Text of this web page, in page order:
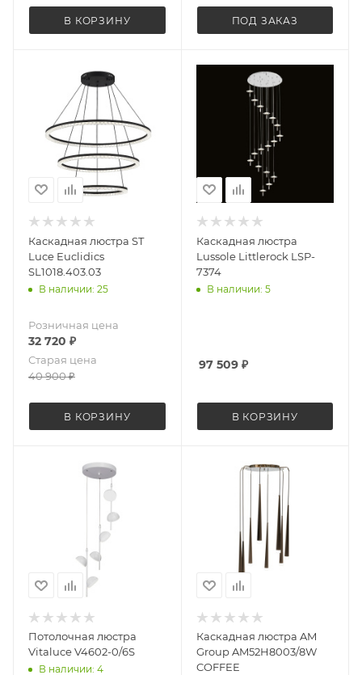
В КОРЗИНУ ПОД ЗАКАЗ
Каскадная люстра ST
Luce Euclidics
SL1018.403.03
В наличии: 25
Розничная цена
32 720 ₽
Старая цена
40 900₽
В КОРЗИНУ
Каскадная люстра
Lussole Littlerock LSP-
7374
В наличии: 5
97 509₽
В КОРЗИНУ
Потолочная люстра
Vitaluce V4602-0/6S
В наличии: 4
Каскадная люстра AM
Group AM52H8003/8W
COFFEE